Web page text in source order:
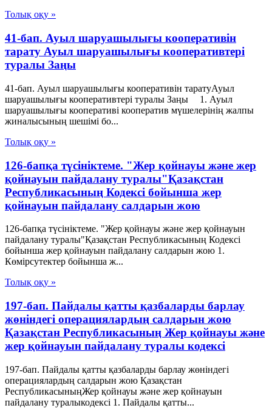
Толық оқу »
41-бап. Ауыл шаруашылығы кооперативін
тарату Ауыл шаруашылығы кооперативтері
туралы Заңы
41-бап. Ауыл шаруашылығы кооперативін таратуАуыл
шаруашылығы кооперативтері туралы Заңы 1. Ауыл
шаруашылығы кооперативі кооператив мүшелерінің жалпы
жиналысының шешiмi бо...
Толық оқу »
126-бапқа түсініктеме. "Жер қойнауы және жер
қойнауын пайдалану туралы"Қазақстан
Республикасының Кодексі бойынша жер
қойнауын пайдалану салдарын жою
126-бапқа түсініктеме. "Жер қойнауы және жер қойнауын
пайдалану туралы"Қазақстан Республикасының Кодексі
бойынша жер қойнауын пайдалану салдарын жою 1.
Көмірсутектер бойынша ж...
Толық оқу »
197-бап. Пайдалы қатты қазбаларды барлау
жөніндегі операциялардың салдарын жою
Қазақстан Республикасының Жер қойнауы және
жер қойнауын пайдалану туралы кодексі
197-бап. Пайдалы қатты қазбаларды барлау жөніндегі
операциялардың салдарын жою Қазақстан
РеспубликасыныңЖер қойнауы және жер қойнауын
пайдалану туралыкодексі 1. Пайдалы қатты...